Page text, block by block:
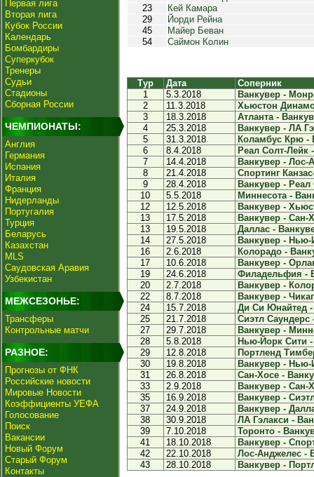
Первая лига
Вторая лига
Кубок России
Календарь
Бомбардиры
Суперкубок
Тренеры
Судьи
Стадионы
Сборная России
ЧЕМПИОНАТЫ:
Англия
Германия
Испания
Италия
Франция
Нидерланды
Португалия
Турция
Беларусь
Казахстан
MLS
Саудовская Аравия
Узбекистан
МЕЖСЕЗОНЬЕ:
Трансферы
Контрольные матчи
РАЗНОЕ:
Прогнозы от ФНК
Российские новости
Мировые Новости
Коэффициенты УЕФА
Голосование
Поиск
Вакансии
Новый Форум
Старый Форум
Контакты
23
Кей Камара
29
Йорди Рейна
45
Майер Беван
54
Саймон Колин
Тур Дата
Соперник
1
5.3.2018
Ванкувер -
2
11.3.2018
Хьюстон
3
18.3.2018
Атланта -
4
25.3.2018
Ванкувер - ЛА
5
31.3.2018
Коламбус Крю -
6
8.4.2018
Реал Солт-Лейк
7
14.4.2018
Ванкувер - Лос-
8
21.4.2018
Спортинг
9
28.4.2018
Ванкувер - Реал
10
5.5.2018
Миннесота -
12
12.5.2018
Ванкувер -
13
17.5.2018
Ванкувер - Сан-
13
19.5.2018
Даллас -
14
27.5.2018
Ванкувер - Нью-
16
2.6.2018
Колорадо -
17
10.6.2018
Ванкувер -
19
24.6.2018
Филадельфия -
20
2.7.2018
Ванкувер -
22
8.7.2018
Ванкувер -
24
15.7.2018
Ди Си Юнайтед -
25
21.7.2018
Сиэтл Саундерс
27
29.7.2018
Ванкувер -
28
5.8.2018
Нью-Йорк Сити -
29
12.8.2018
Портленд
30
19.8.2018
Ванкувер - Нью-
31
26.8.2018
Сан-Хосе -
33
2.9.2018
Ванкувер - Сан-
35
16.9.2018
Ванкувер -
37
24.9.2018
Ванкувер -
38
30.9.2018
ЛА Гэлакси -
39
7.10.2018
Торонто -
41
18.10.2018
Ванкувер -
42
22.10.2018
Лос-Анджелес -
43
28.10.2018 Ванкувер -